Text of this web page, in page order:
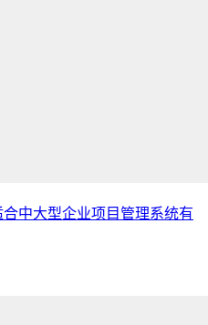
中大型企业项目管理系统有